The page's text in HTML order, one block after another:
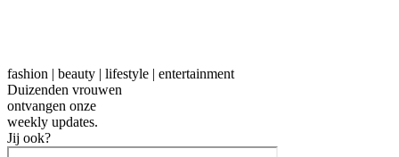
fashion | beauty | lifestyle | entertainment
Duizenden vrouwen
ontvangen onze
weekly updates.
Jij ook?